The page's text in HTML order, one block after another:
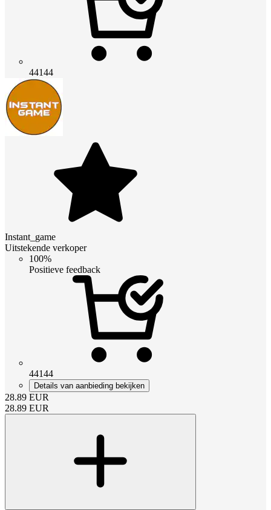
44144
Instant_game
Uitstekende verkoper
100%
Positieve feedback
44144
Details van aanbieding bekijken
28.89 EUR
28.89 EUR